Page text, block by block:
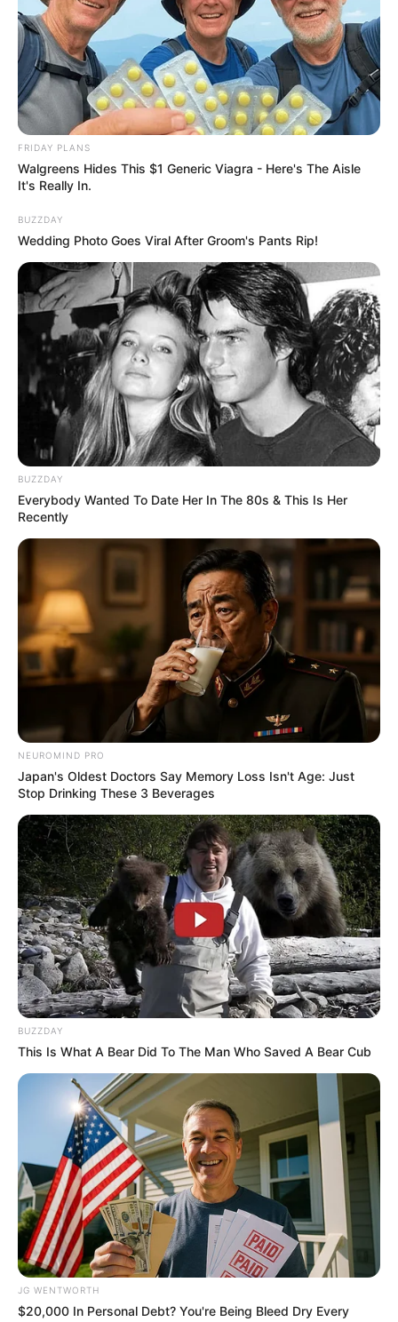
Remember Chaz Bono? You Better Sit Down Before
You See Him Now
BUZZDAY
“Classic Dirty Dancing Mystery Unveiled—What Few
Ever Knew"
BUZZDAY
Surgeons: This Simple Method Ends Joint Pain &
Arthritis! Try It!
FORGE BODY
Men 45+ Are Trying This To Perform Better
MEDVI
Japan's Oldest Doctors Say Memory Loss Isn't Age:
Just Stop Drinking These 3 Beverages
NEUROMIND PRO
FRIDAY PLANS
Walgreens Hides This $1 Generic Viagra - Here's The Aisle
It's Really In.
BUZZDAY
Wedding Photo Goes Viral After Groom's Pants Rip!
BUZZDAY
Everybody Wanted To Date Her In The 80s & This Is Her
Recently
NEUROMIND PRO
Japan's Oldest Doctors Say Memory Loss Isn't Age: Just
Stop Drinking These 3 Beverages
BUZZDAY
This Is What A Bear Did To The Man Who Saved A Bear Cub
JG WENTWORTH
$20,000 In Personal Debt? You're Being Bleed Dry Every